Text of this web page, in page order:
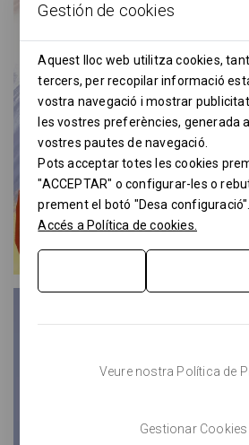
Gestión de cookies
Aquest lloc web utilitza cookies,
tercers, per recopilar informació
vostra navegació i mostrar
les vostres preferències, generada
vostres pautes de navegació.
Pots acceptar totes les cookies
"ACCEPTAR" o configurar-les o
prement el botó "Desa configuració".
Accés a Política de cookies.
Veure nostra Política de
Gestionar Cookies